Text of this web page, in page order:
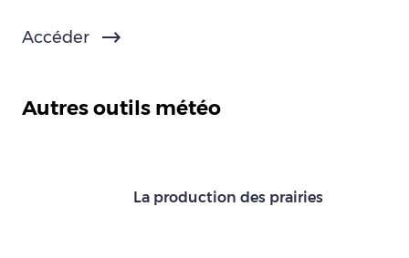
Accéder
Autres outils météo
La production des prairies